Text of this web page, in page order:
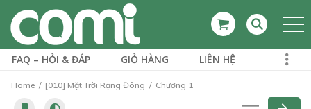
FAQ – HỎI & ĐÁP GIỎ HÀNG LIÊN HỆ
Home [010] Mặt Trời Rạng Đông Chương 1